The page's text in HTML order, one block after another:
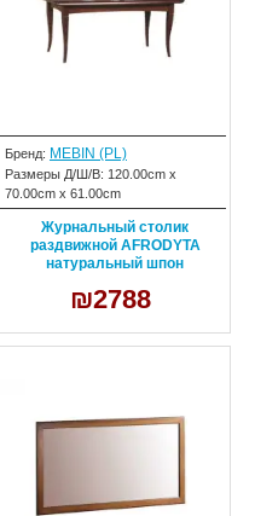
Бренд: MEBIN (PL)
Размеры Д/Ш/В: 120.00cm x
70.00cm x 61.00cm
Журнальный столик
раздвижной AFRODYTA
натуральный шпон
₪2788